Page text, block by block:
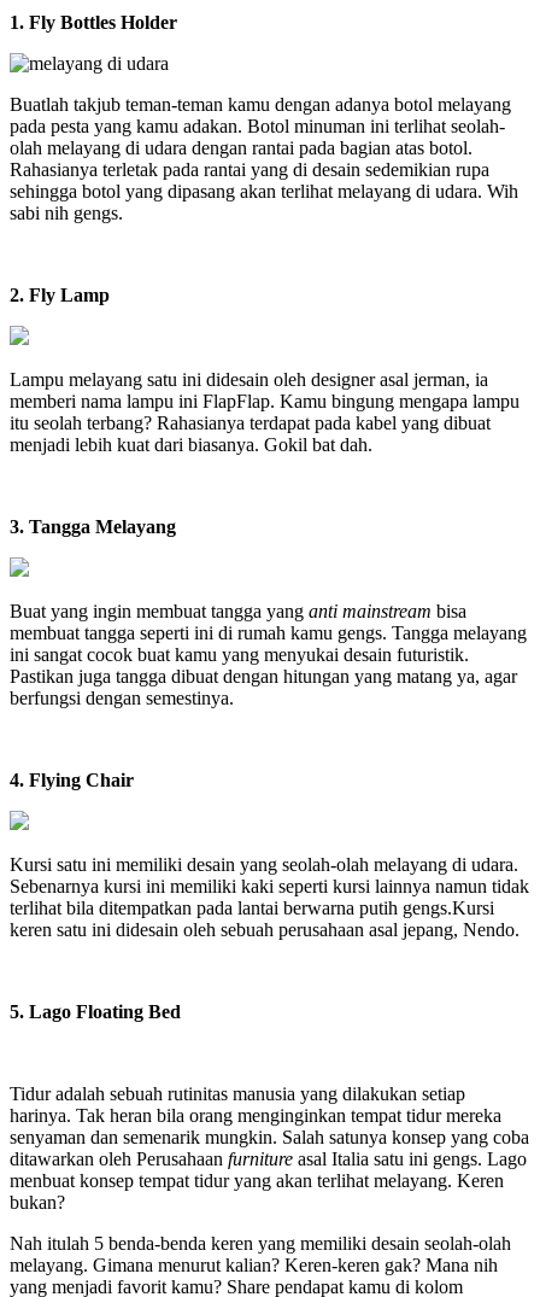
1. Fly Bottles Holder
Buatlah takjub teman-teman kamu dengan adanya botol melayang
pada pesta yang kamu adakan. Botol minuman ini terlihat seolah-
olah melayang di udara dengan rantai pada bagian atas botol.
Rahasianya terletak pada rantai yang di desain sedemikian rupa
sehingga botol yang dipasang akan terlihat melayang di udara. Wih
sabi nih gengs.
2. Fly Lamp
Lampu melayang satu ini didesain oleh designer asal jerman, ia
memberi nama lampu ini FlapFlap. Kamu bingung mengapa lampu
itu seolah terbang? Rahasianya terdapat pada kabel yang dibuat
menjadi lebih kuat dari biasanya. Gokil bat dah.
3. Tangga Melayang
Buat yang ingin membuat tangga yang anti mainstream bisa
membuat tangga seperti ini di rumah kamu gengs. Tangga melayang
ini sangat cocok buat kamu yang menyukai desain futuristik.
Pastikan juga tangga dibuat dengan hitungan yang matang ya, agar
berfungsi dengan semestinya.
4. Flying Chair
Kursi satu ini memiliki desain yang seolah-olah melayang di udara.
Sebenarnya kursi ini memiliki kaki seperti kursi lainnya namun tidak
terlihat bila ditempatkan pada lantai berwarna putih gengs.Kursi
keren satu ini didesain oleh sebuah perusahaan asal jepang, Nendo.
5. Lago Floating Bed
Tidur adalah sebuah rutinitas manusia yang dilakukan setiap
harinya. Tak heran bila orang menginginkan tempat tidur mereka
senyaman dan semenarik mungkin. Salah satunya konsep yang coba
ditawarkan oleh Perusahaan furniture asal Italia satu ini gengs. Lago
menbuat konsep tempat tidur yang akan terlihat melayang. Keren
bukan?
Nah itulah 5 benda-benda keren yang memiliki desain seolah-olah
melayang. Gimana menurut kalian? Keren-keren gak? Mana nih
yang menjadi favorit kamu? Share pendapat kamu di kolom